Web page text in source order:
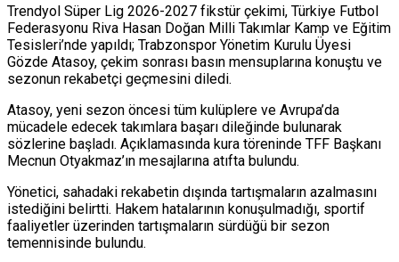
Trendyol Süper Lig 2026-2027 fikstür çekimi, Türkiye Futbol
Federasyonu Riva Hasan Doğan Milli Takımlar Kamp ve Eğitim
Tesisleri’nde yapıldı; Trabzonspor Yönetim Kurulu Üyesi
Gözde Atasoy, çekim sonrası basın mensuplarına konuştu ve
sezonun rekabetçi geçmesini diledi.
Atasoy, yeni sezon öncesi tüm kulüplere ve Avrupa’da
mücadele edecek takımlara başarı dileğinde bulunarak
sözlerine başladı. Açıklamasında kura töreninde TFF Başkanı
Mecnun Otyakmaz’ın mesajlarına atıfta bulundu.
Yönetici, sahadaki rekabetin dışında tartışmaların azalmasını
istediğini belirtti. Hakem hatalarının konuşulmadığı, sportif
faaliyetler üzerinden tartışmaların sürdüğü bir sezon
temennisinde bulundu.